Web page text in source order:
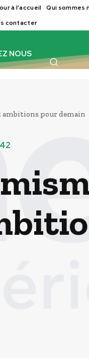
à l’accueil Qui sommes
contacter
NOUS
ambitions pour demain